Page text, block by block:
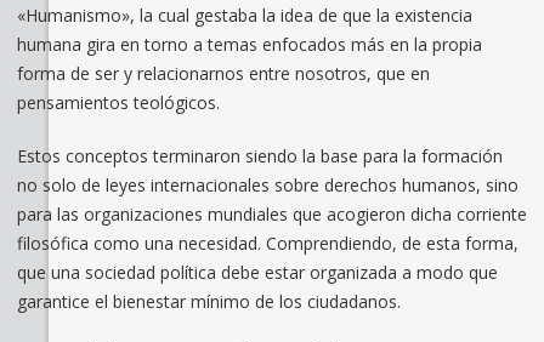
«Humanismo», la cual gestaba la idea de que la existencia
humana gira en torno a temas enfocados más en la propia
forma de ser y relacionarnos entre nosotros, que en
pensamientos teológicos.
Estos conceptos terminaron siendo la base para la formación
no solo de leyes internacionales sobre derechos humanos, sino
para las organizaciones mundiales que acogieron dicha corriente
filosófica como una necesidad. Comprendiendo, de esta forma,
que una sociedad política debe estar organizada a modo que
garantice el bienestar mínimo de los ciudadanos.